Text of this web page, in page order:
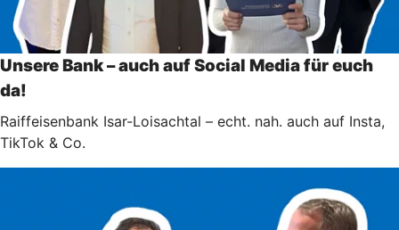
Unsere Bank – auch auf Social Media für euch
da!
Raiffeisenbank Isar-Loisachtal – echt. nah. auch auf Insta,
TikTok & Co.